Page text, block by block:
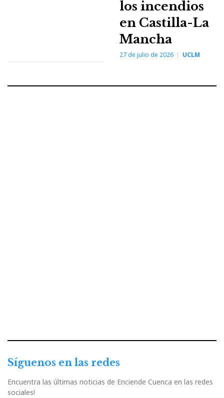
los incendios
en Castilla-La
Mancha
27 de julio de 2026 UCLM
Síguenos en las redes
Encuentra las últimas noticias de Enciende Cuenca en las redes
sociales!